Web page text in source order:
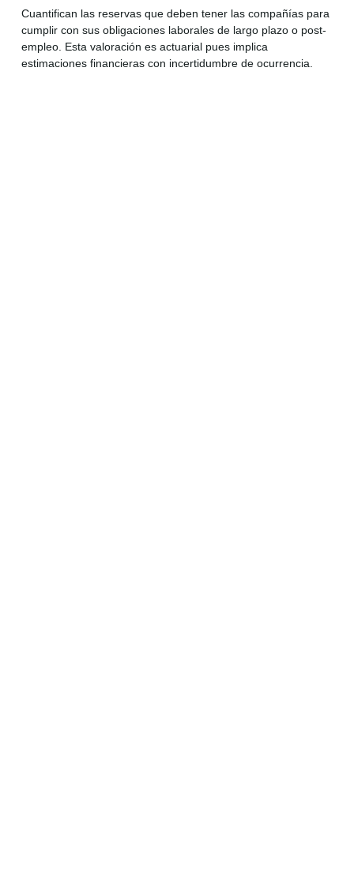
Cuantifican las reservas que deben tener las compañías para
cumplir con sus obligaciones laborales de largo plazo o post-
empleo. Esta valoración es actuarial pues implica
estimaciones financieras con incertidumbre de ocurrencia.